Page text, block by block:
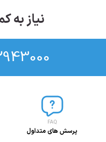
نیاز به
FAQ
پرسش های متداول